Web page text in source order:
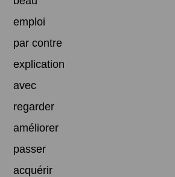
emploi
par contre
explication
avec
regarder
améliorer
passer
acquérir